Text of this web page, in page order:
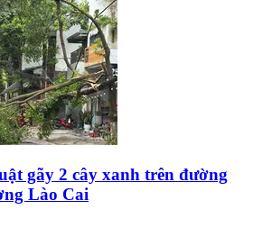
gãy 2 cây xanh trên đường
Lào Cai